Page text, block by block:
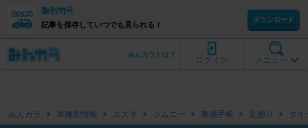
記事を保存していつでも見られる！
ダウンロード
メニュー
ログイン
みんカラとは？
みんカラ 車種別情報 スズキ ジムニー 整備手帳 足廻り タイ